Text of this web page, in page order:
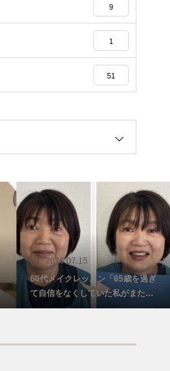
9
1
51
2026.07.15
60代メイクレッスン「65歳を過ぎ
て自信をなくしていた私がまた少
し前を向けました☺️埼玉・ふじみ